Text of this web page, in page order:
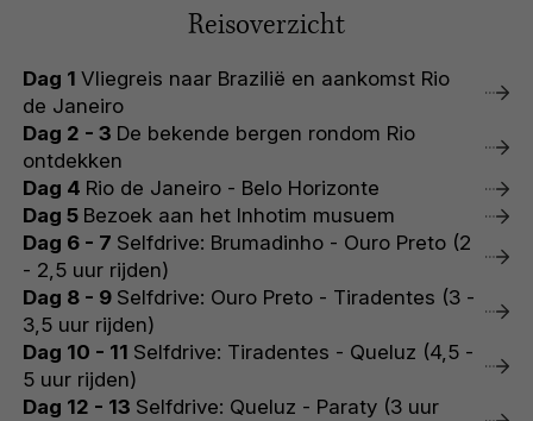
Reisoverzicht
Dag 1 Vliegreis naar Brazilië en aankomst Rio
de Janeiro
Dag 2 - 3 De bekende bergen rondom Rio
ontdekken
Dag 4 Rio de Janeiro - Belo Horizonte
Dag 5 Bezoek aan het Inhotim musuem
Dag 6 - 7 Selfdrive: Brumadinho - Ouro Preto (2
- 2,5 uur rijden)
Dag 8 - 9 Selfdrive: Ouro Preto - Tiradentes (3 -
3,5 uur rijden)
Dag 10 - 11 Selfdrive: Tiradentes - Queluz (4,5 -
5 uur rijden)
Dag 12 - 13 Selfdrive: Queluz - Paraty (3 uur